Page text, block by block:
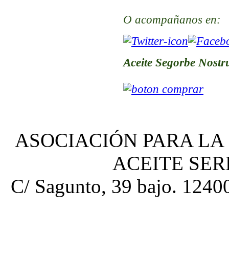
O acompañanos en:
Aceite Segorbe
ASOCIACIÓN PARA
ACEITE
C/ Sagunto, 39 bajo.